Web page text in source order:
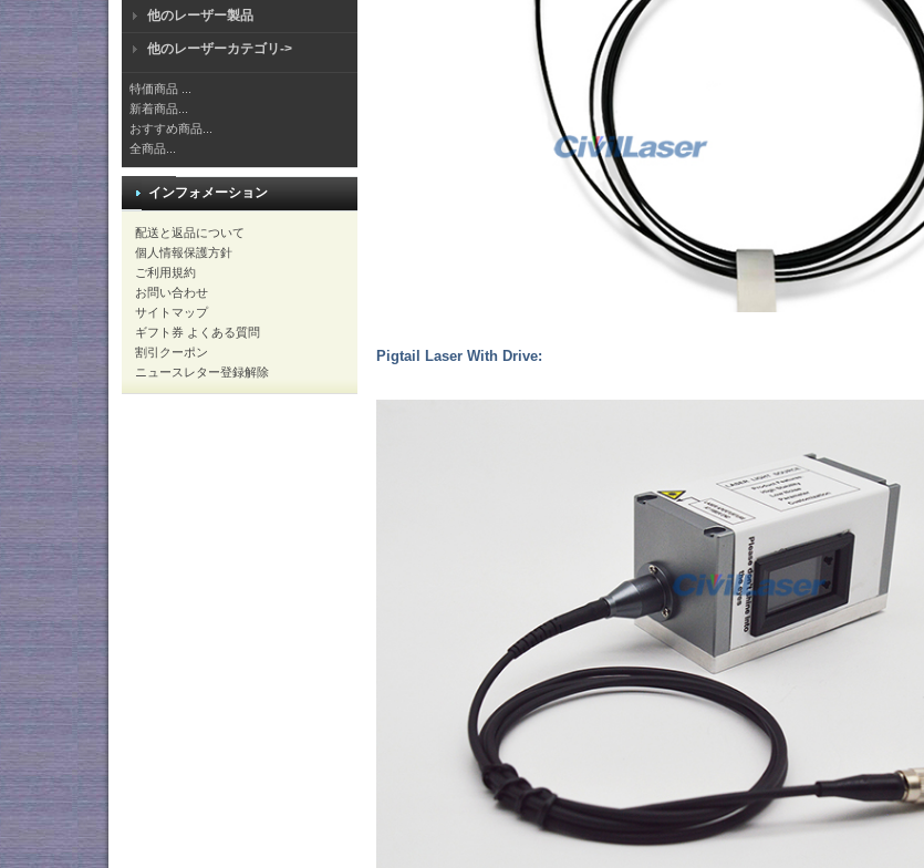
他のレーザー製品
他のレーザーカテゴリ->
特価商品 ...
新着商品...
おすすめ商品...
全商品...
インフォメーション
配送と返品について
個人情報保護方針
ご利用規約
お問い合わせ
サイトマップ
ギフト券 よくある質問
割引クーポン
ニュースレター登録解除
Pigtail Laser With Drive: